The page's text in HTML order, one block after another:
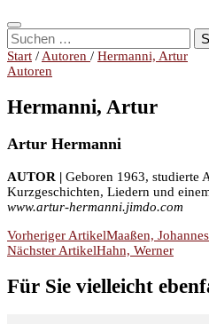
Suchen
nach:
Start / Autoren / Hermanni, Artur
Autoren
Hermanni, Artur
Artur Hermanni
AUTOR | Geboren 1963, studierte
Kurzgeschichten, Liedern und
www.artur-hermanni.jimdo.com
Beitragsnavigation
Vorheriger ArtikelMaaßen, Johannes
Nächster ArtikelHahn, Werner
Für Sie vielleicht